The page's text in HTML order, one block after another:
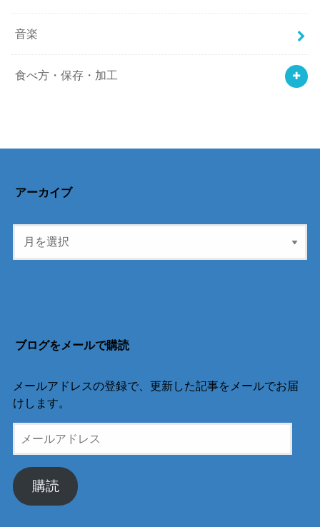
音楽
食べ方・保存・加工
アーカイブ
ブログをメールで購読
メールアドレスの登録で、更新した記事をメールでお届
けします。
ー
ア
ド
購読